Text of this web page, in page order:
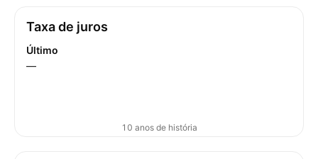
Taxa de juros
Último
—
10 anos de história